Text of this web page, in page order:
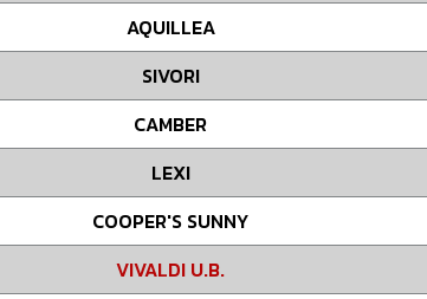
AQUILLEA
SIVORI
CAMBER
LEXI
COOPER'S SUNNY
VIVALDI U.B.